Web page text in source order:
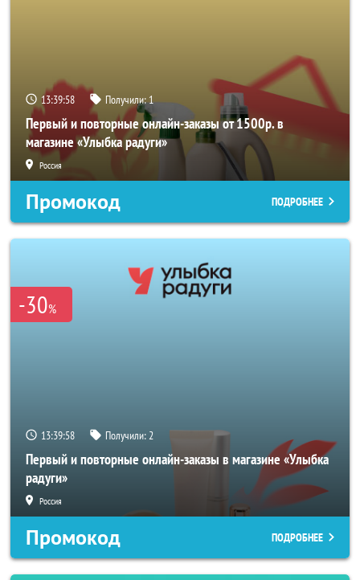
13:39:56 Получили:1
Первый и повторные онлайн-заказы от 1500р. в
магазине «Улыбка радуги»
Россия
Промокод ПОДРОБНЕЕ
-30%
13:39:56 Получили:2
Первый и повторные онлайн-заказы в магазине «Улыбка
радуги»
Россия
Промокод ПОДРОБНЕЕ